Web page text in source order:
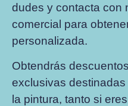
dudes y contacta con
comercial para
personalizada.
Obtendrás
exclusivas
la pintura, tanto si